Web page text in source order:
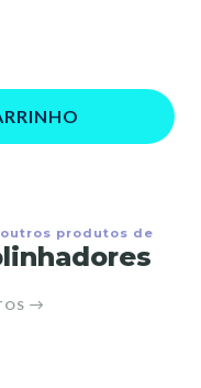
produtos de